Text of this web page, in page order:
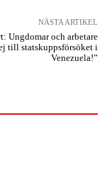
NÄSTA ARTIKEL
Ungdomar och arbetare
till statskuppsförsöket i
Venezuela!”